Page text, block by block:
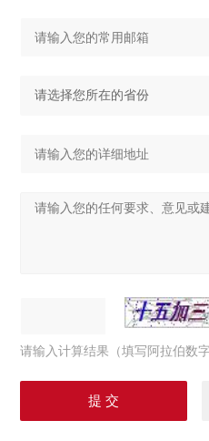
请输入计算结果（填写阿拉伯数